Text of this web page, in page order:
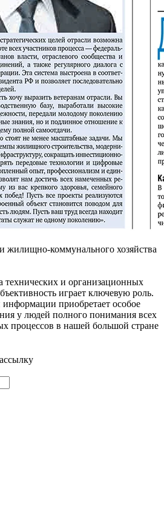
жилищно-коммунального хозяйства
технических и организационных
играет ключевую роль.
информации приобретает особое
у людей полного понимания всех
процессов в нашей большой стране